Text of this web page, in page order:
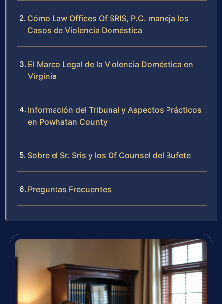
Cómo Law Offices Of SRIS, P.C. maneja los
Casos de Violencia Doméstica
El Marco Legal de la Violencia Doméstica en
Virginia
Información del Tribunal y Aspectos Prácticos
en Powhatan County
Sobre el Sr. Sris y los Of Counsel del Bufete
Preguntas Frecuentes